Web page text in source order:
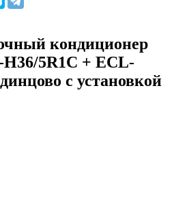
кондиционер
5R1C + ECL-
с установкой